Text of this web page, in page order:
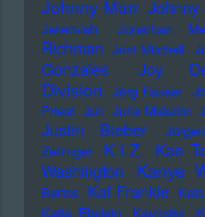
Johnny Marr Johnny
Jeremiah
Jonathan
Richman Joni Mitchell
Gonzales
Joy
Division Jörg Fauser
Priest Juli Julia Meladin
Justin Bieber
Zeltinger
K.I.Z. Kae
Washington
Kanye
Bartos Kat Frankie
Katja Ebstein
Kavinsky